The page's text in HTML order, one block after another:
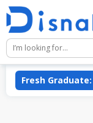
Skip
content
Fresh Graduate: